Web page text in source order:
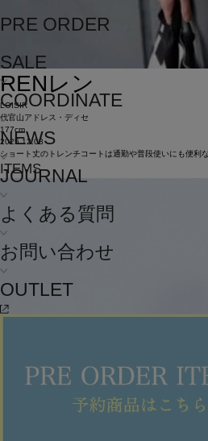
PRE ORDER
SALE
COORDINATE
NEWS
JOURNAL
よくある質問
お問い合わせ
OUTLET
RENレン
LOISIR
代官山アドレス・ディセ
177cm
2025.12.08
ショート丈のトレンチコートは通勤や普段使いにも便利
ITEMS